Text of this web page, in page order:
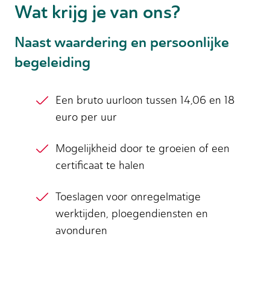
Wat krijg je van ons?
Naast waardering en persoonlijke
begeleiding
Een bruto uurloon tussen 14,06 en 18
euro per uur
Mogelijkheid door te groeien of een
certificaat te halen
Toeslagen voor onregelmatige
werktijden, ploegendiensten en
avonduren